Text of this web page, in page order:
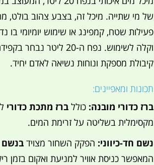
של מי שתייה. מיכל זה, בצבע צהוב בולט,
פעילות שטח, קמפינג או שימוש יומיומי
וקלה לשימוש. נפח ה-20
קיבולת מספקת ונוחות נשיאה לאדם יחיד.
תכונות ומאפיינים:
ברז כדורי מובנה: כוללברז מתכת כדורי
מקסימלית בשליטה על זרימת המים.
נשם חד-כיווני: הפקק השחור מצוידבנשם
המאפשר כניסת אוויר למניעת ואקום בזמן